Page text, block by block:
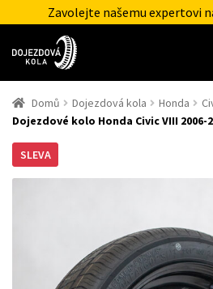
Zavolejte našemu expertovi
Domů Dojezdová kola Honda
Dojezdové kolo Honda Civic VIII 2006-
SLEVA